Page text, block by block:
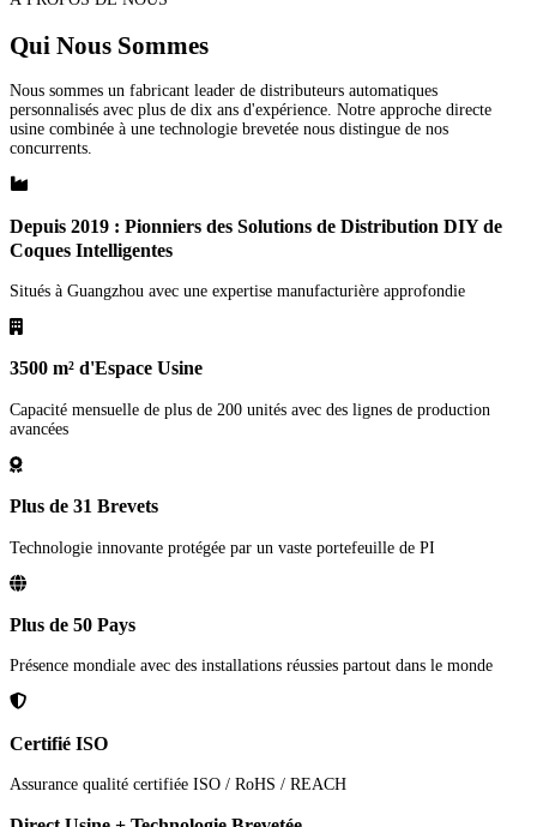
Qui Nous Sommes
Nous sommes un fabricant leader de distributeurs automatiques
personnalisés avec plus de dix ans d'expérience. Notre approche directe
usine combinée à une technologie brevetée nous distingue de nos
concurrents.
Depuis 2019 : Pionniers des Solutions de Distribution DIY de
Coques Intelligentes
Situés à Guangzhou avec une expertise manufacturière approfondie
3500 m² d'Espace Usine
Capacité mensuelle de plus de 200 unités avec des lignes de production
avancées
Plus de 31 Brevets
Technologie innovante protégée par un vaste portefeuille de PI
Plus de 50 Pays
Présence mondiale avec des installations réussies partout dans le monde
Certifié ISO
Assurance qualité certifiée ISO / RoHS / REACH